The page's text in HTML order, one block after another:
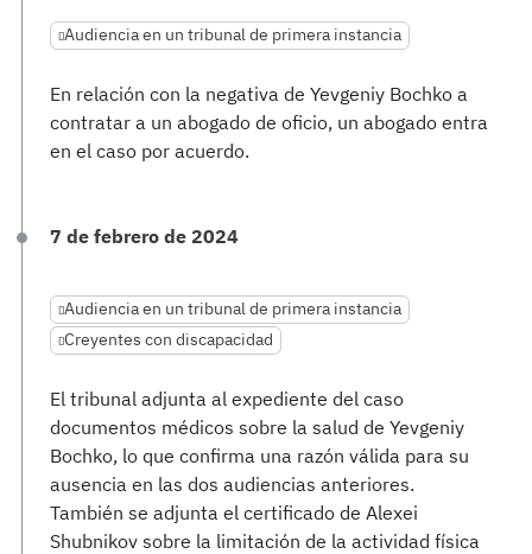
Audiencia en un tribunal de primera instancia
En relación con la negativa de Yevgeniy Bochko a
contratar a un abogado de oficio, un abogado entra
en el caso por acuerdo.
7 de febrero de 2024
Audiencia en un tribunal de primera instancia
Creyentes con discapacidad
El tribunal adjunta al expediente del caso
documentos médicos sobre la salud de Yevgeniy
Bochko, lo que confirma una razón válida para su
ausencia en las dos audiencias anteriores.
También se adjunta el certificado de Alexei
Shubnikov sobre la limitación de la actividad física